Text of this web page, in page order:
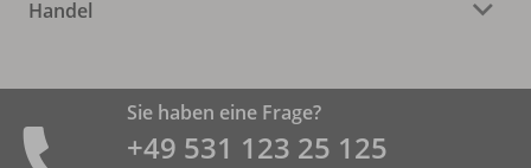
Handel
Sie haben eine Frage?
+49 531 ­123 25 125